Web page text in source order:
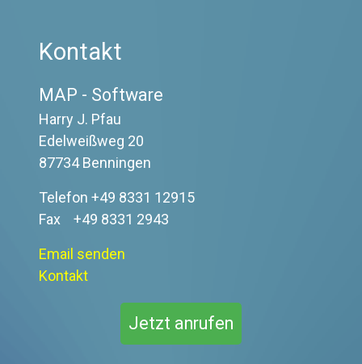
Kontakt
MAP - Software
Harry J. Pfau
Edelweißweg 20
87734 Benningen
Telefon +49 8331 12915
Fax +49 8331 2943
Email senden
Kontakt
Jetzt anrufen